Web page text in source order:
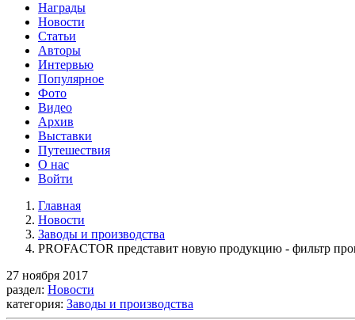
Награды
Новости
Статьи
Авторы
Интервью
Популярное
Фото
Видео
Архив
Выставки
Путешествия
О нас
Войти
Главная
Новости
Заводы и производства
PROFACTOR представит новую продукцию - фильтр
27 ноября 2017
раздел: Новости
категория: Заводы и производства